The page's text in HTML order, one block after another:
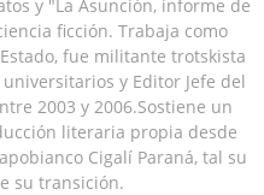
y "La Asunción, informe de
ficción. Trabaja como
fue militante trotskista
y Editor Jefe del
2003 y 2006.Sostiene un
literaria propia desde
Cigalí Paraná, tal su
su transición.